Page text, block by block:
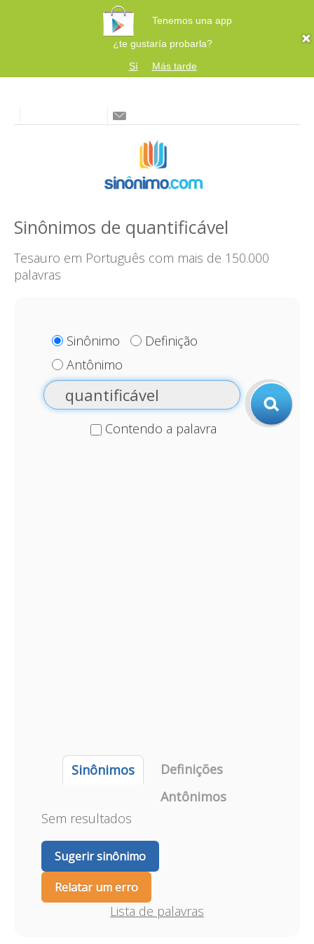
Tenemos una app
¿te gustaría probarla?
Sí
Más tarde
Sinônimos de quantificável
Tesauro em Português com mais de 150.000
palavras
Sinônimo
Definição
Antônimo
Contendo a palavra
Sinônimos
Definições
Antônimos
Sem resultados
Sugerir sinônimo
Relatar um erro
Lista de palavras